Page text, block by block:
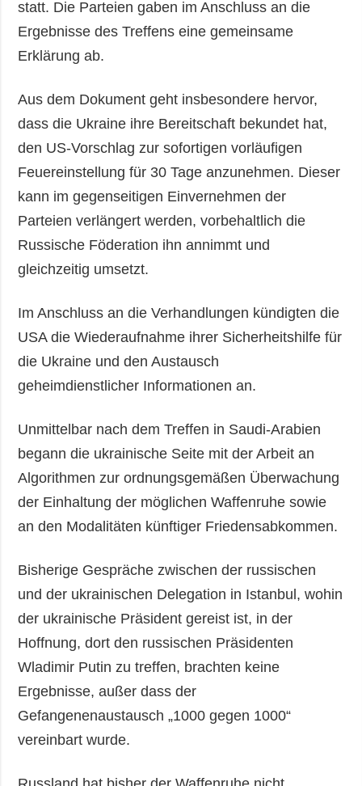
statt. Die Parteien gaben im Anschluss an die
Ergebnisse des Treffens eine gemeinsame
Erklärung ab.
Aus dem Dokument geht insbesondere hervor,
dass die Ukraine ihre Bereitschaft bekundet hat,
den US-Vorschlag zur sofortigen vorläufigen
Feuereinstellung für 30 Tage anzunehmen. Dieser
kann im gegenseitigen Einvernehmen der
Parteien verlängert werden, vorbehaltlich die
Russische Föderation ihn annimmt und
gleichzeitig umsetzt.
Im Anschluss an die Verhandlungen kündigten die
USA die Wiederaufnahme ihrer Sicherheitshilfe für
die Ukraine und den Austausch
geheimdienstlicher Informationen an.
Unmittelbar nach dem Treffen in Saudi-Arabien
begann die ukrainische Seite mit der Arbeit an
Algorithmen zur ordnungsgemäßen Überwachung
der Einhaltung der möglichen Waffenruhe sowie
an den Modalitäten künftiger Friedensabkommen.
Bisherige Gespräche zwischen der russischen
und der ukrainischen Delegation in Istanbul, wohin
der ukrainische Präsident gereist ist, in der
Hoffnung, dort den russischen Präsidenten
Wladimir Putin zu treffen, brachten keine
Ergebnisse, außer dass der
Gefangenenaustausch „1000 gegen 1000“
vereinbart wurde.